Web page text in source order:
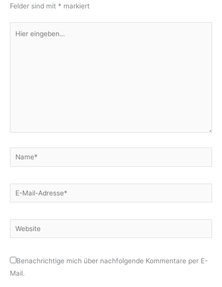
Felder sind mit * markiert
eingeben…
Name*
E-
Mail-
Website
Benachrichtige mich über nachfolgende Kommentare per E-
Mail.